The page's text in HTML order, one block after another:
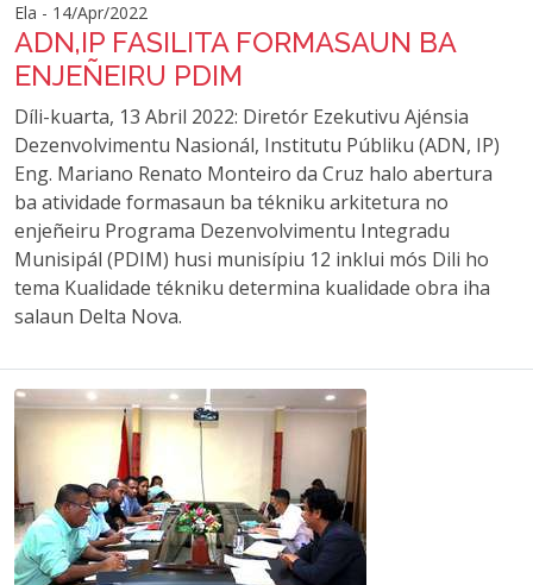
Ela - 14/Apr/2022
ADN,IP FASILITA FORMASAUN BA
ENJEÑEIRU PDIM
Díli-kuarta, 13 Abril 2022: Diretór Ezekutivu Ajénsia
Dezenvolvimentu Nasionál, Institutu Públiku (ADN, IP)
Eng. Mariano Renato Monteiro da Cruz halo abertura
ba atividade formasaun ba tékniku arkitetura no
enjeñeiru Programa Dezenvolvimentu Integradu
Munisipál (PDIM) husi munisípiu 12 inklui mós Dili ho
tema Kualidade tékniku determina kualidade obra iha
salaun Delta Nova.